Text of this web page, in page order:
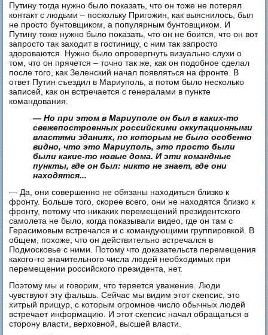
Путину тогда нужно было показать, что он тоже не потерял
контакт с людьми – поскольку Пригожин, как выяснилось, был
не просто бунтовщиком, а популярным бунтовщиком. И
Путину тоже нужно было показать, что он не боится, что он вот
запросто так заходит в гостиницу, с ним так запросто
здороваются. Нужно было опровергнуть визуально слухи о
том, что он прячется – точно так же, как он подобное сделал
после того, как Зеленский начал появляться на фронте. В
ответ Путин съездил в Мариуполь, а потом было несколько
записей, как он встречается с генералами в пункте
командования.
— Но при этом в Мариуполе он был в каких-то
свежепостроенных российскими оккупационными
властями зданиях, по которым не было особенно
видно, что это Мариуполь, это просто были
были какие-то новые дома. И эти командные
пункты, где он был: никто не знает, где они
находятся...
— Да, они совершенно не обязаны находиться близко к
фронту. Больше того, скорее всего, они не находятся близко к
фронту, потому что никаких перемещений президентского
самолета не было, когда показывали видео, где он там с
Герасимовым встречался и с командующими группировкой. В
общем, похоже, что он действительно встречался в
Подмосковье с ними. Потому что доказательств перемещения
какого-то значительного числа людей необходимых при
перемещении российского президента, нет.
Поэтому мы и говорим, что теряется уважение. Люди
чувствуют эту фальшь. Сейчас мы видим этот скепсис, это
хитрый прищур, с которым огромное число обычных людей
встречает информацию. И этот скепсис начал обращаться в
сторону власти, верховной, высшей власти.